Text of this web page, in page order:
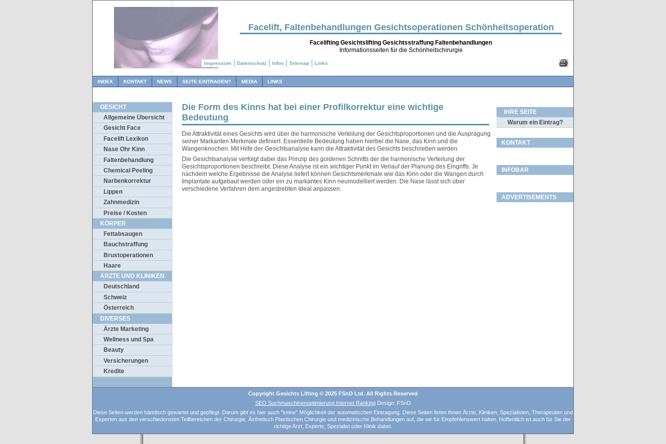
Facelift, Faltenbehandlungen Gesichtsoperationen Schönheitsoperation
Facelifting Gesichtslifting Gesichtsstraffung Faltenbehandlungen
Informationsseiten für die Schönheitschirurgie
INDEX KONTAKT NEWS SEITE EINTRAGEN? MEDIA LINKS
GESICHT
Allgemeine Übersicht
Gesicht Face
Facelift Lexikon
Nase Ohr Kinn
Faltenbehandlung
Chemical Peeling
Narbenkorrektur
Lippen
Zahnmedizin
Preise / Kosten
KÖRPER
Fettabsaugen
Bauchstraffung
Brustoperationen
Haare
ÄRZTE UND KLINIKEN
Deutschland
Schweiz
Österreich
DIVERSES
Ärzte Marketing
Wellness und Spa
Beauty
Versicherungen
Kredite
Die Form des Kinns hat bei einer Profilkorrektur eine wichtige
Bedeutung
Die Attraktivität eines Gesichts wird über die harmonische Verteilung der Gesichtsproportionen und die Ausprägung
seiner Markanten Merkmale definiert. Essentielle Bedeutung haben hierbei die Nase, das Kinn und die
Wangenknochen. Mit Hilfe der Gesichtsanalyse kann die Attraktivität des Gesichts beschrieben werden.
Die Gesichtsanalyse verfolgt dabei das Prinzip des goldenen Schnitts der die harmonische Verteilung der
Gesichtsproportionen beschreibt. Diese Analyse ist ein wichtiger Punkt im Verlauf der Planung des Eingriffs. Je
nachdem welche Ergebnisse die Analyse liefert können Gesichtsmerkmale wie das Kinn oder die Wangen durch
Implantate aufgebaut werden oder ein zu markantes Kinn neumodelliert werden. Die Nase lässt sich über
verschiedene Verfahren dem angestrebten Ideal anpassen.
IHRE SEITE
Warum ein Eintrag?
KONTAKT
INFOBAR
ADVERTISEMENTS
Copyright Gesichts Lifting © 2025 FSnD Ltd. All Rights Reserved
SEO Suchmaschinenoptimierung Internet Ranking Design: FSnD
Diese Seiten werden händisch gewartet und gepflegt. Darum gibt es hier auch "keine" Möglichkeit der automatischen Eintragung. Diese Seiten listen Ihnen Ärzte, Kliniken, Spezialisten, Therapeuten und
Experten aus den verschiedensten Teilbereichen der Chirurgie, Ästhetisch Plastischen Chirurgie und medizinische Behandlungen auf, die wir für Empfehlenswert halten. Hoffentlich ist auch für Sie der
richtige Arzt, Experte, Spezialist oder Klinik dabei.
Impressum Datenschutz Infos Sitemap Links